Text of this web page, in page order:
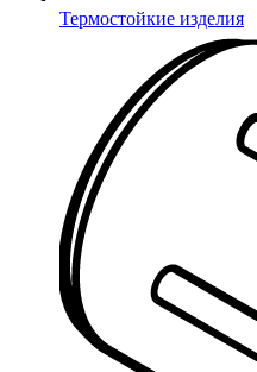
Термостойкие изделия
Зацепы
Метизы
Сиденья
Ручки для
Метизы
Гайки
Саморезы
Шайбы